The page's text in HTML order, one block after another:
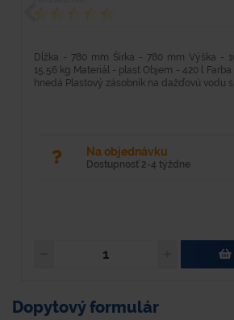
Dĺžka - 780 mm Šírka - 780 mm Výška -
15,56 kg Materiál - plast Objem - 420 l
hnedá Plastový zásobník na dažďovú vodu s...
Na objednávku
Dostupnosť 2-4 týždne
Dopytový formulár